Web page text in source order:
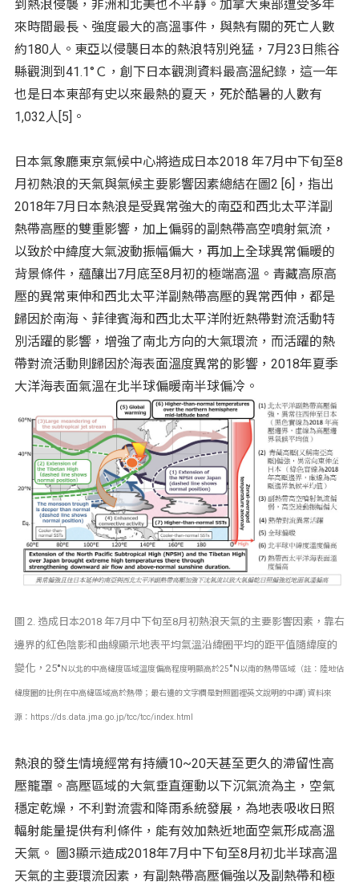
到熱浪侵襲，非洲和北美也不平靜。加拿大東部遭受多年
來時間最長、強度最大的高溫事件，與熱有關的死亡人數
約180人。東亞以侵襲日本的熱浪特別兇猛，7月23日熊谷
縣觀測到41.1°Ｃ，創下日本觀測資料最高溫紀錄，這一年
也是日本東部有史以來最熱的夏天，死於酷暑的人數有
1,032人[5]。
日本氣象廳東京氣候中心將造成日本2018 年7月中下旬至8
月初熱浪的天氣與氣候主要影響因素總結在圖2 [6]，指出
2018年7月日本熱浪是受異常強大的南亞和西北太平洋副
熱帶高壓的雙重影響，加上偏弱的副熱帶高空噴射氣流，
以致於中緯度大氣波動振幅偏大，再加上全球異常偏暖的
背景條件，蘊釀出7月底至8月初的極端高溫。青藏高原高
壓的異常東伸和西北太平洋副熱帶高壓的異常西伸，都是
歸因於南海、菲律賓海和西北太平洋附近熱帶對流活動特
別活躍的影響，增強了南北方向的大氣環流，而活躍的熱
帶對流活動則歸因於海表面溫度異常的影響，2018年夏季
大洋海表面氣溫在北半球偏暖南半球偏冷。
圖 2. 造成日本2018 年7月中下旬至8月初熱浪天氣的主要影響因素，靠右
邊界的紅色陰影和曲線顯示地表平均氣溫沿緯圈平均的距平值隨緯度的
變化，25° N以北的中高緯度區域溫度偏高程度明顯高於25° N以南的熱帶區域（註：陸地佔
緯度圈的比例在中高緯區域高於熱帶；最右邊的文字欄是對照圖裡英文說明的中譯) 資料來
源：https://ds.data.jma.go.jp/tcc/tcc/index.html
熱浪的發生情境經常有持續10~20天甚至更久的滯留性高
壓籠罩。高壓區域的大氣垂直運動以下沉氣流為主，空氣
穩定乾燥，不利對流雲和降雨系統發展，為地表吸收日照
輻射能量提供有利條件，能有效加熱近地面空氣形成高溫
天氣。 圖3顯示造成2018年7月中下旬至8月初北半球高溫
天氣的主要環流因素，有副熱帶高壓偏強以及副熱帶和極